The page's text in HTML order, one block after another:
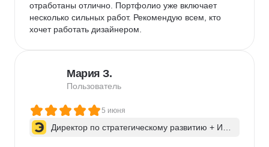
отработаны отлично. Портфолио уже включает
несколько сильных работ. Рекомендую всем, кто
хочет работать дизайнером.
Мария З.
Пользователь
5 июня
Директор по стратегическому развитию + ИИ